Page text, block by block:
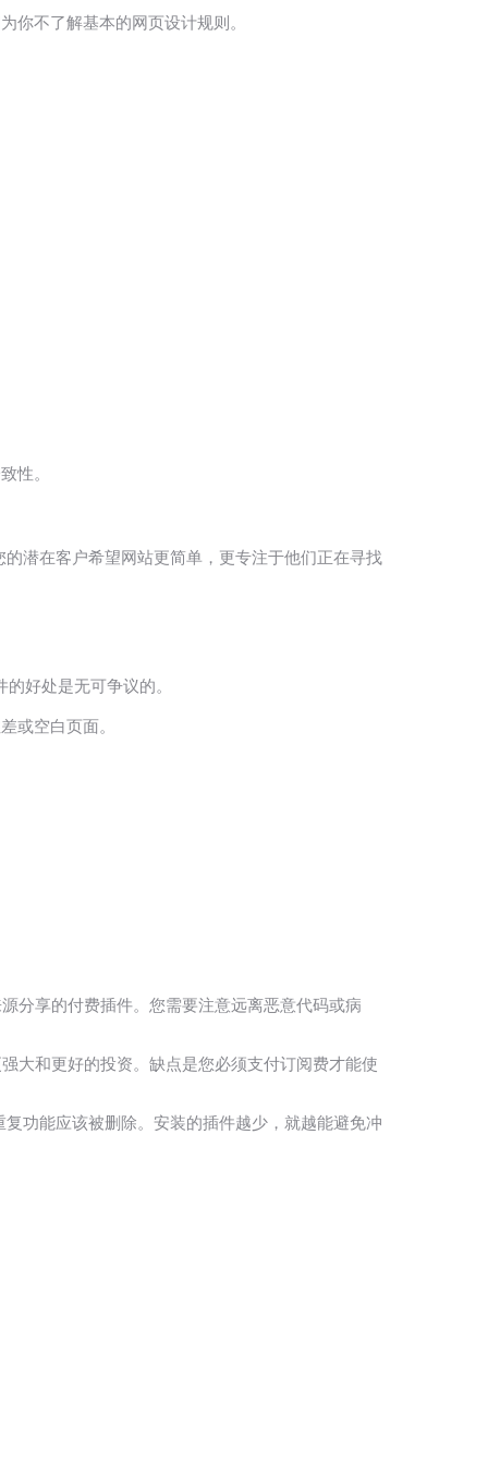
你不了解基本的网页设计规则。
性。
潜在客户希望网站更简单，更专注于他们正在寻找
好处是无可争议的。
或空白页面。
分享的付费插件。您需要注意远离恶意代码或病
大和更好的投资。缺点是您必须支付订阅费才能使
功能应该被删除。安装的插件越少，就越能避免冲